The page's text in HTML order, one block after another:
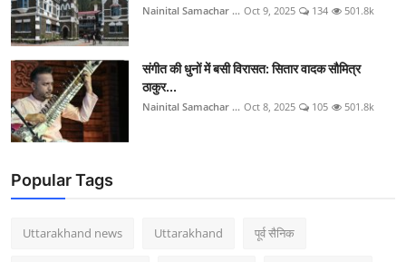
Nainital Samachar ... Oct 9, 2025 134 501.8k
संगीत की धुनों में बसी विरासत: सितार वादक सौमित्र
ठाकुर...
Nainital Samachar ... Oct 8, 2025 105 501.8k
Popular Tags
Uttarakhand news Uttarakhand पूर्व सैनिक